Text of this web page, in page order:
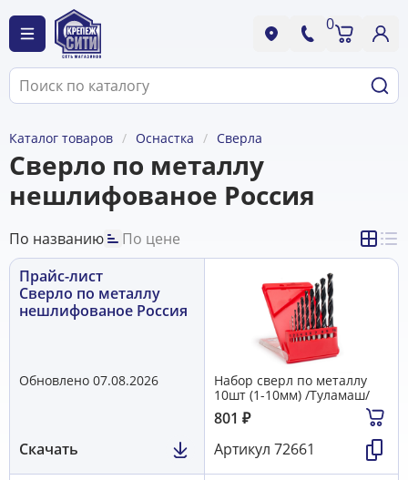
0
Каталог товаров Оснастка Сверла
Сверло по металлу
нешлифованое Россия
По названию
По цене
Прайс-лист
Сверло по металлу
нешлифованое Россия
Обновлено 07.08.2026
Скачать
Набор сверл по металлу
10шт (1-10мм) /Туламаш/
801 ₽
Артикул 72661